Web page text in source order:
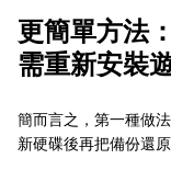
更簡單方法
需重新安裝
簡而言之，第一種做
新硬碟後再把備份還